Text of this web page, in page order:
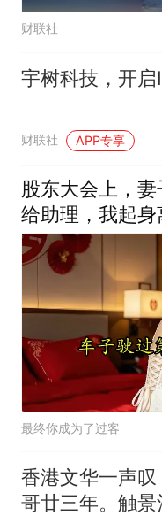
财联社
宇树科技，开启
财联社 APP专享
股东大会上，
给助理，我起身
公，别走
最终你成为了过客
香港文华一声叹
哥廿三年。触景